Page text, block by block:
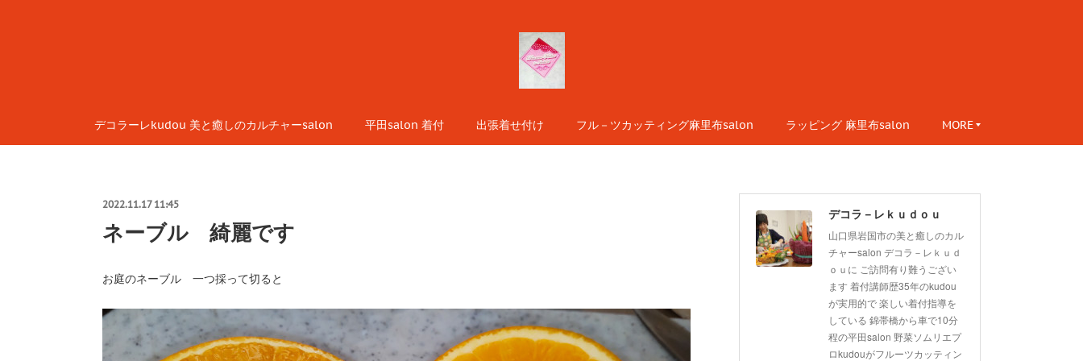
デコラーレkudou 美と癒しのカルチャーsalon 平田salon 着付 出張着せ付け フル－ツカッティング麻里布salon ラッピング 麻里布salon MORE
2022.11.17 11:45
ネーブル 綺麗です
お庭のネーブル 一つ採って切ると
デコラ－レｋｕｄｏｕ
山口県岩国市の美と癒しのカル
チャーsalon デコラ－レｋｕｄ
ｏｕに ご訪問有り難うござい
ます 着付講師歴35年のkudou
が実用的で 楽しい着付指導を
している 錦帯橋から車で10分
程の平田salon 野菜ソムリエプ
ロkudouがフルーツカッティン